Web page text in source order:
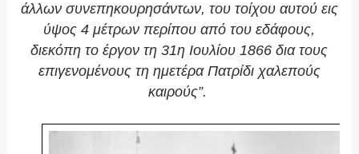
άλλων συνεπηκουρησάντων, του τοίχου αυτού εις
ύψος 4 μέτρων περίπου από του εδάφους,
διεκόπη το έργον τη 31η Ιουλίου 1866 δια τους
επιγενομένους τη ημετέρα Πατρίδι χαλεπούς
καιρούς”.